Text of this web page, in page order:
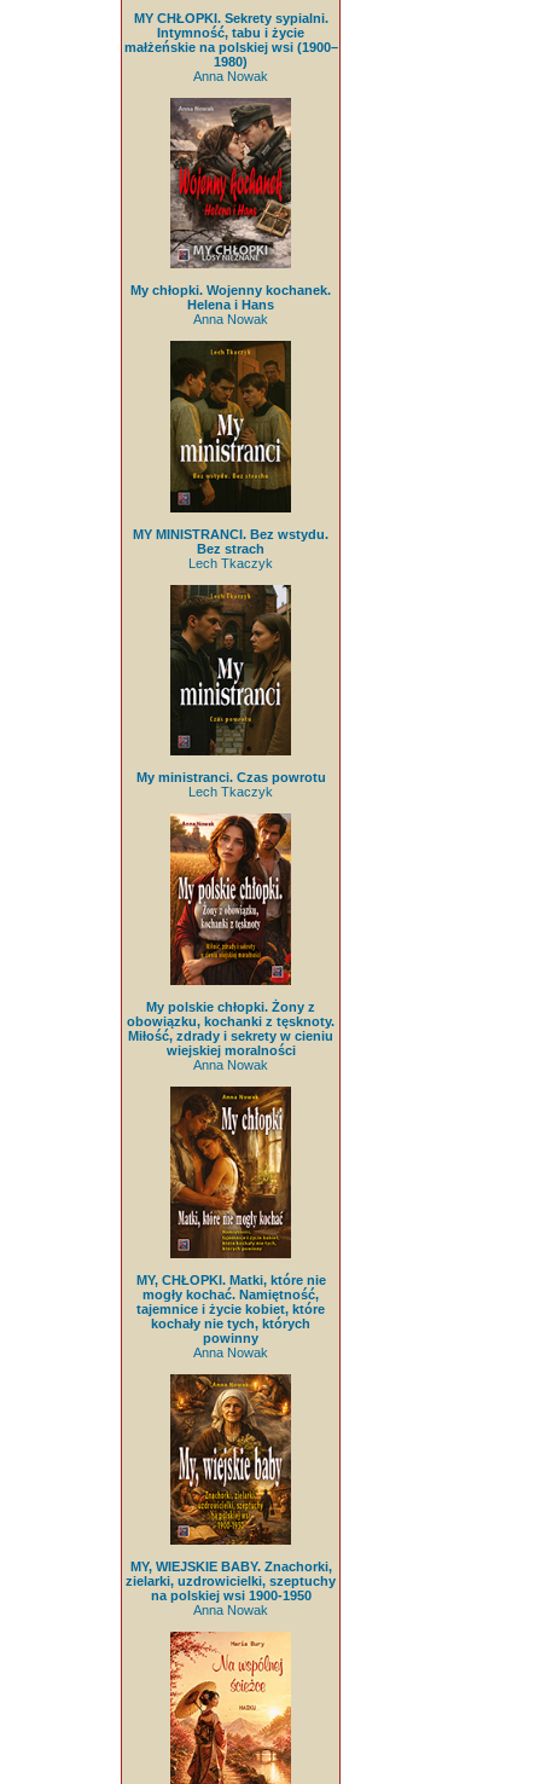
MY CHŁOPKI. Sekrety sypialni.
Intymność, tabu i życie
małżeńskie na polskiej wsi (1900–
1980)
Anna Nowak
My chłopki. Wojenny kochanek.
Helena i Hans
Anna Nowak
MY MINISTRANCI. Bez wstydu.
Bez strach
Lech Tkaczyk
My ministranci. Czas powrotu
Lech Tkaczyk
My polskie chłopki. Żony z
obowiązku, kochanki z tęsknoty.
Miłość, zdrady i sekrety w cieniu
wiejskiej moralności
Anna Nowak
MY, CHŁOPKI. Matki, które nie
mogły kochać. Namiętność,
tajemnice i życie kobiet, które
kochały nie tych, których
powinny
Anna Nowak
MY, WIEJSKIE BABY. Znachorki,
zielarki, uzdrowicielki, szeptuchy
na polskiej wsi 1900-1950
Anna Nowak